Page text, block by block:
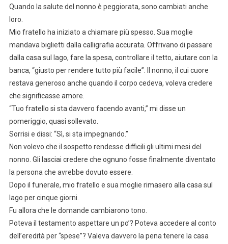
Quando la salute del nonno è peggiorata, sono cambiati anche
loro.
Mio fratello ha iniziato a chiamare più spesso. Sua moglie
mandava biglietti dalla calligrafia accurata. Offrivano di passare
dalla casa sul lago, fare la spesa, controllare il tetto, aiutare con la
banca, “giusto per rendere tutto più facile”. Il nonno, il cui cuore
restava generoso anche quando il corpo cedeva, voleva credere
che significasse amore.
“Tuo fratello si sta davvero facendo avanti,” mi disse un
pomeriggio, quasi sollevato.
Sorrisi e dissi: “Sì, si sta impegnando.”
Non volevo che il sospetto rendesse difficili gli ultimi mesi del
nonno. Gli lasciai credere che ognuno fosse finalmente diventato
la persona che avrebbe dovuto essere.
Dopo il funerale, mio fratello e sua moglie rimasero alla casa sul
lago per cinque giorni.
Fu allora che le domande cambiarono tono.
Poteva il testamento aspettare un po’? Poteva accedere al conto
dell’eredità per “spese”? Valeva davvero la pena tenere la casa